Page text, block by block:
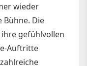
wieder
Bühne. Die
gefühlvollen
Auftritte